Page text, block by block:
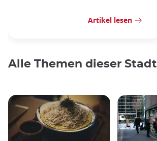
Artikel lesen
Alle Themen dieser Stadt